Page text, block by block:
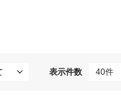
表示件数